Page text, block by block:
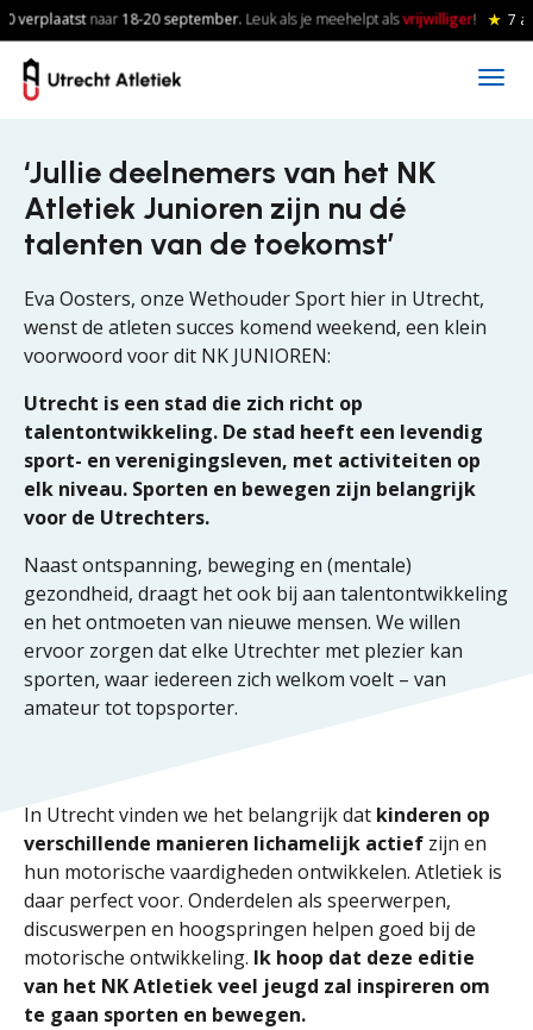
Skip to main content
verplaatstnaar18-20september. Leuk als je meehelpt alsvrijwilliger! ★ 7
‘Jullie deelnemers van het NK
Atletiek Junioren zijn nu dé
talenten van de toekomst’
Eva Oosters, onze Wethouder Sport hier in Utrecht,
wenst de atleten succes komend weekend, een klein
voorwoord voor dit NK JUNIOREN:
Utrecht is een stad die zich richt op
talentontwikkeling. De stad heeft een levendig
sport- en verenigingsleven, met activiteiten op
elk niveau. Sporten en bewegen zijn belangrijk
voor de Utrechters.
Naast ontspanning, beweging en (mentale)
gezondheid, draagt het ook bij aan talentontwikkeling
en het ontmoeten van nieuwe mensen. We willen
ervoor zorgen dat elke Utrechter met plezier kan
sporten, waar iedereen zich welkom voelt – van
amateur tot topsporter.
In Utrecht vinden we het belangrijk dat kinderen op
verschillende manieren lichamelijk actief zijn en
hun motorische vaardigheden ontwikkelen. Atletiek is
daar perfect voor. Onderdelen als speerwerpen,
discuswerpen en hoogspringen helpen goed bij de
motorische ontwikkeling. Ik hoop dat deze editie
van het NK Atletiek veel jeugd zal inspireren om
te gaan sporten en bewegen.